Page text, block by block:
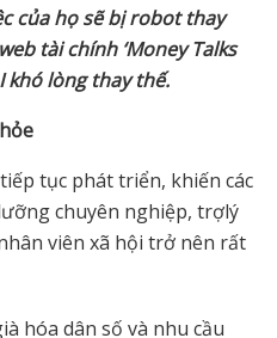
c của họsẽbịrobot thay
tài chính ‘Money Talks
khó lòng thay thế.
ỏe
tục phát triển, khiến các
chuyên nghiệp, trợlý
viên xã hội trở nên rất
hóa dân số và nhu cầu